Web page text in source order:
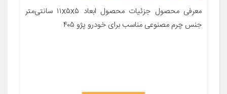
معرفی محصول جزئیات محصول ابعاد ۱۱x۵x۵ سانتی‌متر
جنس چرم مصنوعی مناسب برای خودرو پژو ۴۰۵